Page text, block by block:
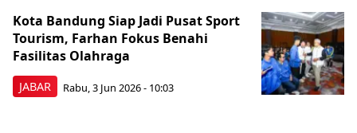
JABAR
Kota Bandung Siap Jadi Pusat Sport
Tourism, Farhan Fokus Benahi
Fasilitas Olahraga
Rabu, 3 Jun 2026 - 10:03